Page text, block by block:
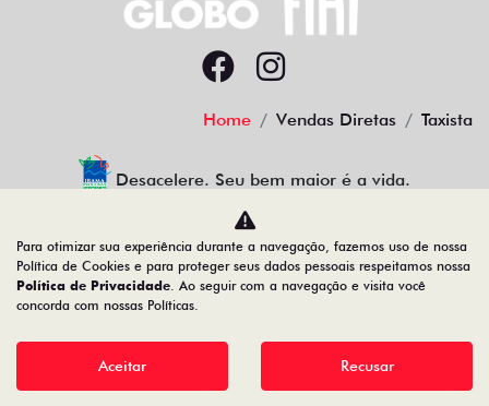
Home Vendas Diretas Taxista
Desacelere. Seu bem maior é a vida.
GLOBO PLANALTO COM. DE VEICULOS LTDA
47.238.029/0001-70
Desenvolvido pela DEALERSPACE ® Direitos Reservados.
Para otimizar sua experiência durante a navegação, fazemos uso de nossa
Política de Cookies e para proteger seus dados pessoais respeitamos nossa
Política de Privacidade. Ao seguir com a navegação e visita você
concorda com nossas Políticas.
Aceitar Recusar